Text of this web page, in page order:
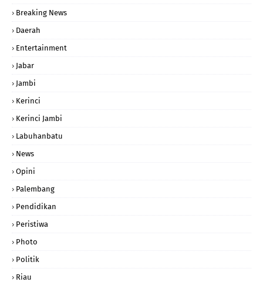
Breaking News
Daerah
Entertainment
Jabar
Jambi
Kerinci
Kerinci Jambi
Labuhanbatu
News
Opini
Palembang
Pendidikan
Peristiwa
Photo
Politik
Riau